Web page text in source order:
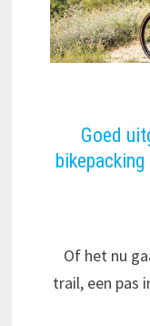
Goed
Of het nu
trail, een pas